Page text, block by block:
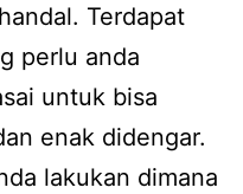
Terdapat
perlu anda
untuk bisa
enak didengar.
lakukan dimana